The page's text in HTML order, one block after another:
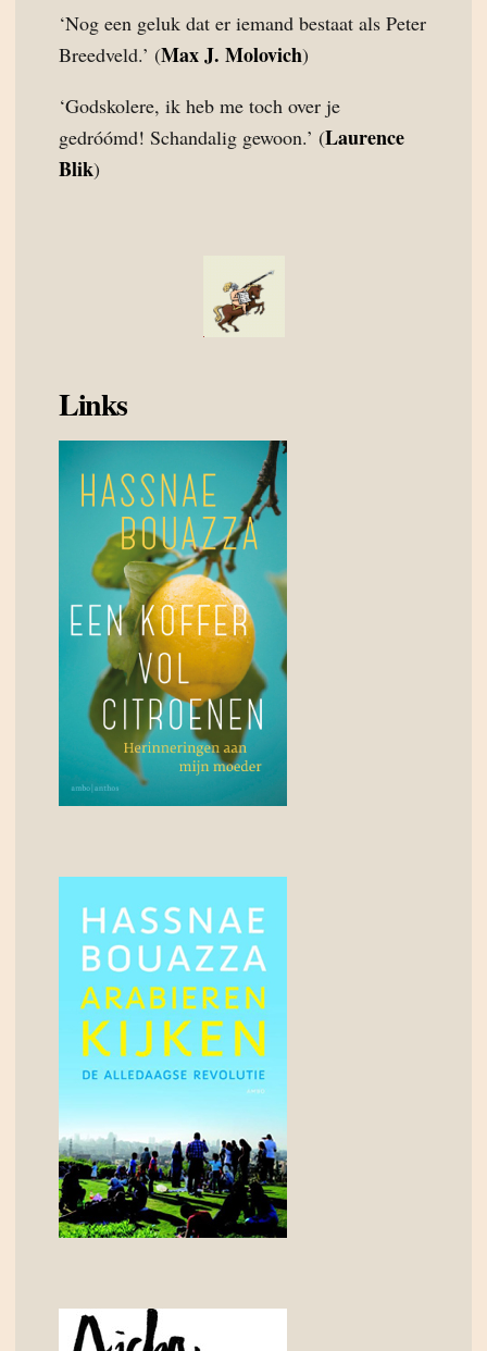
‘Nog een geluk dat er iemand bestaat als Peter
Breedveld.’ (Max J. Molovich)
‘Godskolere, ik heb me toch over je
gedróómd! Schandalig gewoon.’ (Laurence
Blik)
Links